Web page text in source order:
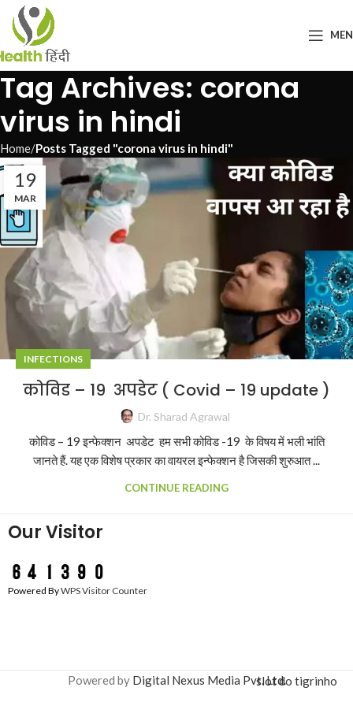
Tag Archives: corona
virus in hindi
Home Posts Tagged "corona virus in hindi"
19
MAR
INFECTIONS
कोविड – 19 अपडेट ( Covid – 19 update )
Dr. Sharad Agrawal
कोविड – 19 इन्फेक्शन अपडेट हम सभी कोविड -19 के विषय में भली भांति
जानते हैं. यह एक विशेष प्रकार का वायरल इन्फेक्शन है जिसकी शुरुआत ...
CONTINUE READING
Our Visitor
Powered ByWPS Visitor Counter
Powered by Digital Nexus Media Pvt. Ltd.slot do tigrinho